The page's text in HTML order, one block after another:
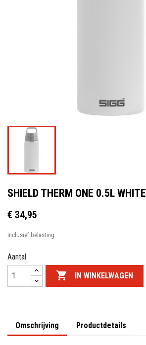
SHIELD THERM ONE 0.5L WHITE
€ 34,95
Inclusief belasting
Aantal
 IN WINKELWAGEN
Omschrijving Productdetails